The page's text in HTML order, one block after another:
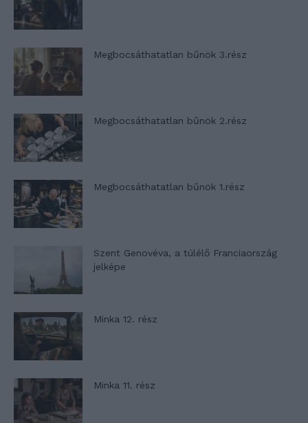
Megbocsáthatatlan bűnök 3.rész
Megbocsáthatatlan bűnök 2.rész
Megbocsáthatatlan bűnök 1.rész
Szent Genovéva, a túlélő Franciaország
jelképe
Minka 12. rész
Minka 11. rész